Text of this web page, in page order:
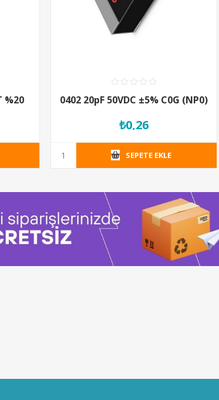
%20 0402 20pF 50VDC ±5% C0G (NP0)
₺0,26
SEPETE EKLE